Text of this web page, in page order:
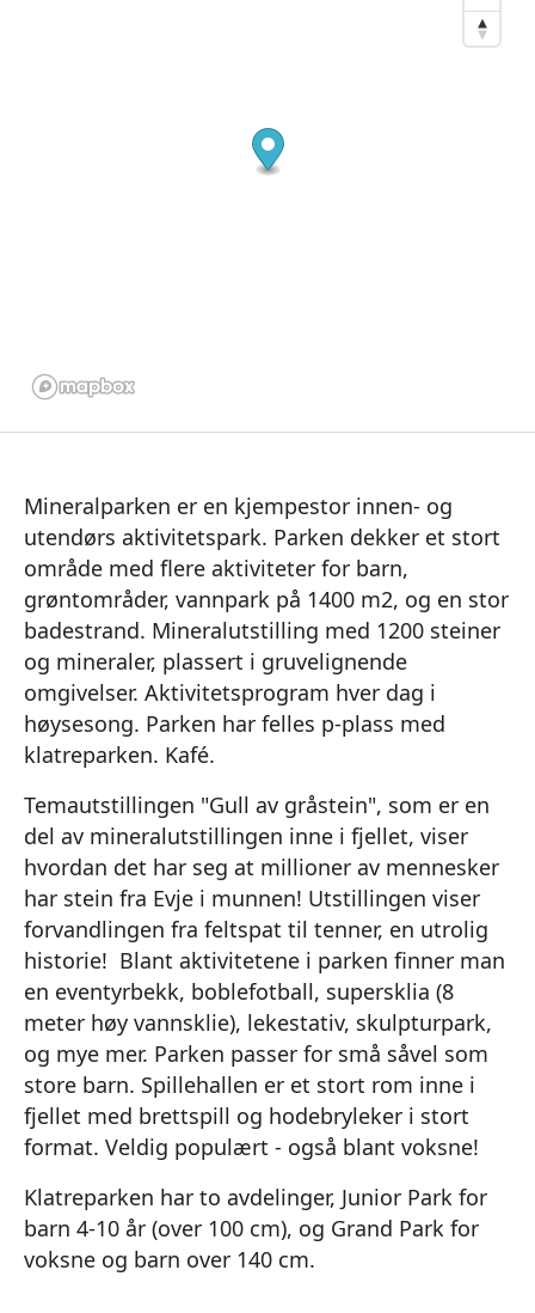
Mineralparken er en kjempestor innen- og
utendørs aktivitetspark. Parken dekker et stort
område med flere aktiviteter for barn,
grøntområder, vannpark på 1400 m2, og en stor
badestrand. Mineralutstilling med 1200 steiner
og mineraler, plassert i gruvelignende
omgivelser. Aktivitetsprogram hver dag i
høysesong. Parken har felles p-plass med
klatreparken. Kafé.
Temautstillingen "Gull av gråstein", som er en
del av mineralutstillingen inne i fjellet, viser
hvordan det har seg at millioner av mennesker
har stein fra Evje i munnen! Utstillingen viser
forvandlingen fra feltspat til tenner, en utrolig
historie! Blant aktivitetene i parken finner man
en eventyrbekk, boblefotball, supersklia (8
meter høy vannsklie), lekestativ, skulpturpark,
og mye mer. Parken passer for små såvel som
store barn. Spillehallen er et stort rom inne i
fjellet med brettspill og hodebryleker i stort
format. Veldig populært - også blant voksne!
Klatreparken har to avdelinger, Junior Park for
barn 4-10 år (over 100 cm), og Grand Park for
voksne og barn over 140 cm.